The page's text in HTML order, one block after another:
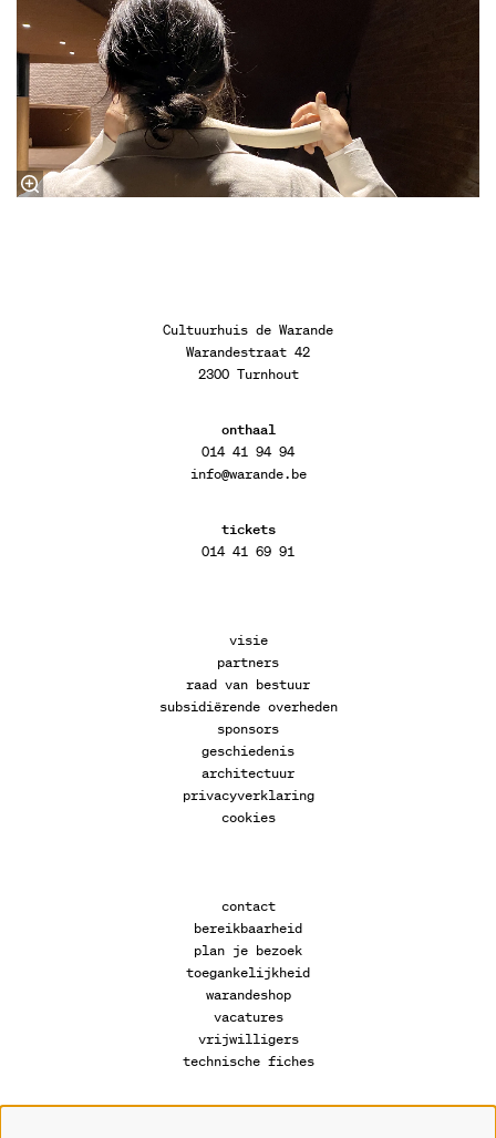
Cultuurhuis de Warande
Warandestraat 42
2300 Turnhout
onthaal
014 41 94 94
info@warande.be
tickets
014 41 69 91
visie
partners
raad van bestuur
subsidiërende overheden
sponsors
geschiedenis
architectuur
privacyverklaring
cookies
contact
bereikbaarheid
plan je bezoek
toegankelijkheid
warandeshop
vacatures
vrijwilligers
technische fiches